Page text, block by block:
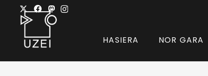
HASIERA NOR GARA